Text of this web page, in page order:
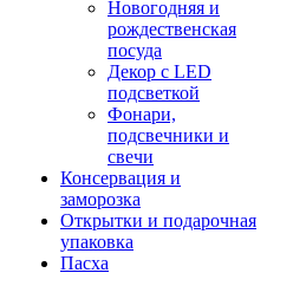
Новогодняя и
рождественская
посуда
Декор с LED
подсветкой
Фонари,
подсвечники и
свечи
Консервация и
заморозка
Открытки и подарочная
упаковка
Пасха